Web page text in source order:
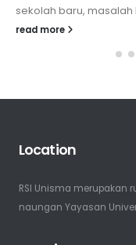
sekolah baru,
read more
Location
RSI Unisma merupakan
naungan Yayasan